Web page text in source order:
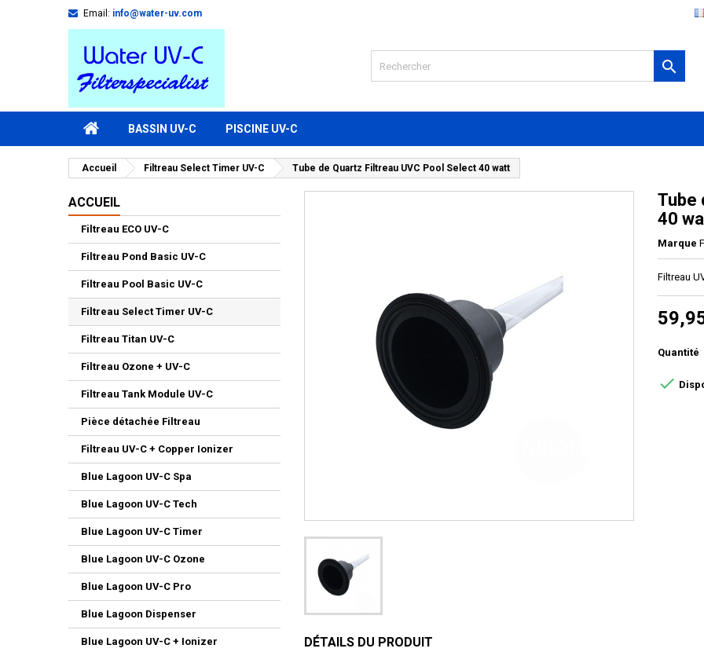
Email: info@water-uv.com

BASSIN UV-C PISCINE UV-C
Accueil Filtreau Select Timer UV-C Tube de Quartz Filtreau UVC Pool Select 40 watt
ACCUEIL
Filtreau ECO UV-C
Filtreau Pond Basic UV-C
Filtreau Pool Basic UV-C
Filtreau Select Timer UV-C
Filtreau Titan UV-C
Filtreau Ozone + UV-C
Filtreau Tank Module UV-C
Pièce détachée Filtreau
Filtreau UV-C + Copper Ionizer
Blue Lagoon UV-C Spa
Blue Lagoon UV-C Tech
Blue Lagoon UV-C Timer
Blue Lagoon UV-C Ozone
Blue Lagoon UV-C Pro
Blue Lagoon Dispenser
Blue Lagoon UV-C + Ionizer
Tube
40
Marque
Filtreau
Quantité

DÉTAILS DU PRODUIT